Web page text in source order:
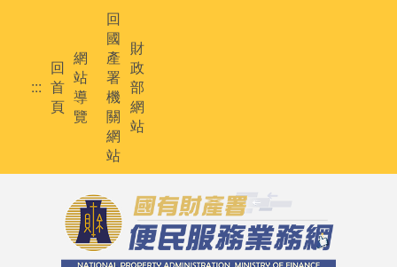
:::
回
首
頁
網
站
導
覽
回
國
產
署
機
關
網
站
財
政
部
網
站